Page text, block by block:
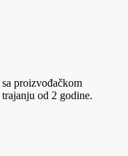
proizvođačkom
od 2 godine.